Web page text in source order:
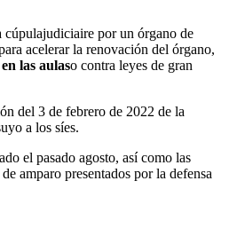
cúpulajudiciaire por un órgano de
acelerar la renovación del órgano,
las aulaso contra leyes de gran
del 3 de febrero de 2022 de la
a los síes.
el pasado agosto, así como las
amparo presentados por la defensa